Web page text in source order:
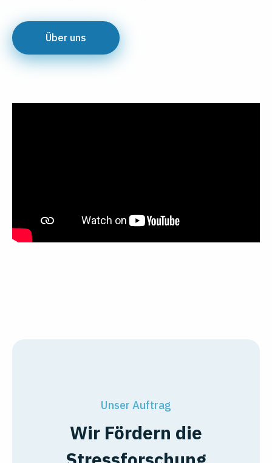
Über uns
Unser Auftrag
Wir Fördern die